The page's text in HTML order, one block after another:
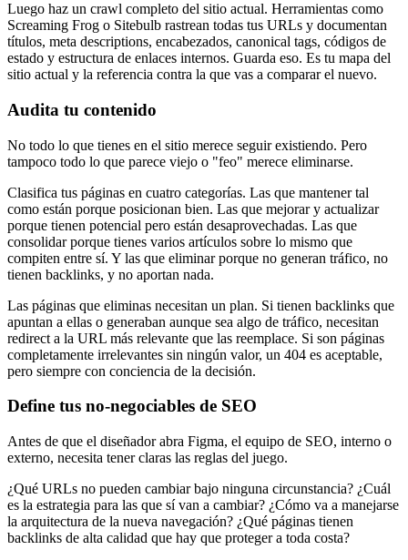
Luego haz un crawl completo del sitio actual. Herramientas como
Screaming Frog o Sitebulb rastrean todas tus URLs y documentan
títulos, meta descriptions, encabezados, canonical tags, códigos de
estado y estructura de enlaces internos. Guarda eso. Es tu mapa del
sitio actual y la referencia contra la que vas a comparar el nuevo.
Audita tu contenido
No todo lo que tienes en el sitio merece seguir existiendo. Pero
tampoco todo lo que parece viejo o "feo" merece eliminarse.
Clasifica tus páginas en cuatro categorías. Las que mantener tal
como están porque posicionan bien. Las que mejorar y actualizar
porque tienen potencial pero están desaprovechadas. Las que
consolidar porque tienes varios artículos sobre lo mismo que
compiten entre sí. Y las que eliminar porque no generan tráfico, no
tienen backlinks, y no aportan nada.
Las páginas que eliminas necesitan un plan. Si tienen backlinks que
apuntan a ellas o generaban aunque sea algo de tráfico, necesitan
redirect a la URL más relevante que las reemplace. Si son páginas
completamente irrelevantes sin ningún valor, un 404 es aceptable,
pero siempre con conciencia de la decisión.
Define tus no-negociables de SEO
Antes de que el diseñador abra Figma, el equipo de SEO, interno o
externo, necesita tener claras las reglas del juego.
¿Qué URLs no pueden cambiar bajo ninguna circunstancia? ¿Cuál
es la estrategia para las que sí van a cambiar? ¿Cómo va a manejarse
la arquitectura de la nueva navegación? ¿Qué páginas tienen
backlinks de alta calidad que hay que proteger a toda costa?